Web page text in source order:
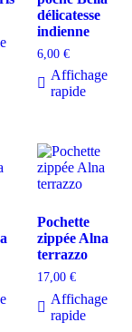
délicatesse
indienne
6,00 €
Affichage
rapide
Pochette
zippée Alna
terrazzo
17,00 €
Affichage
rapide